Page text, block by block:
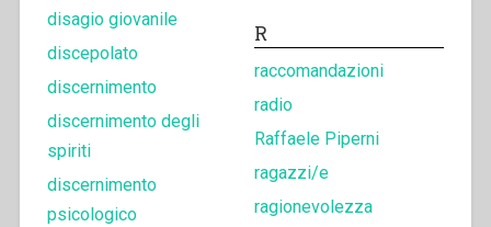
disagio giovanile
discepolato
discernimento
discernimento degli
spiriti
discernimento
psicologico
R
raccomandazioni
radio
Raffaele Piperni
ragazzi/e
ragionevolezza